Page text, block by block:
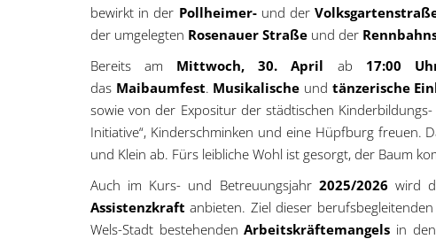
bewirkt in der Pollheimer-und der
der umgelegten Rosenauer Straße und der
Bereits am Mittwoch, 30. April ab 17:00
das Maibaumfest. Musikalische und tänzerische
sowie von der Expositur der städtischen
Initiative“, Kinderschminken und eine Hüpfburg freuen.
und Klein ab. Fürs leibliche Wohl ist gesorgt, der Baum
Auch im Kurs- und Betreuungsjahr 2025/2026 wird
Assistenzkraft anbieten. Ziel dieser
Wels-Stadt bestehendenArbeitskräftemangels in den